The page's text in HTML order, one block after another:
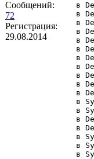
Сообщений:
72
Регистрация:
29.08.2014
в
в
в
в
в
в
в
в
в
в
в
в
в
в
в
в
в
в